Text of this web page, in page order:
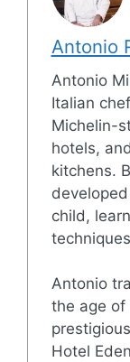
Antonio
Antonio
Italian
Michelin-
hotels,
kitchens.
child,
Antonio
the age of
Hotel